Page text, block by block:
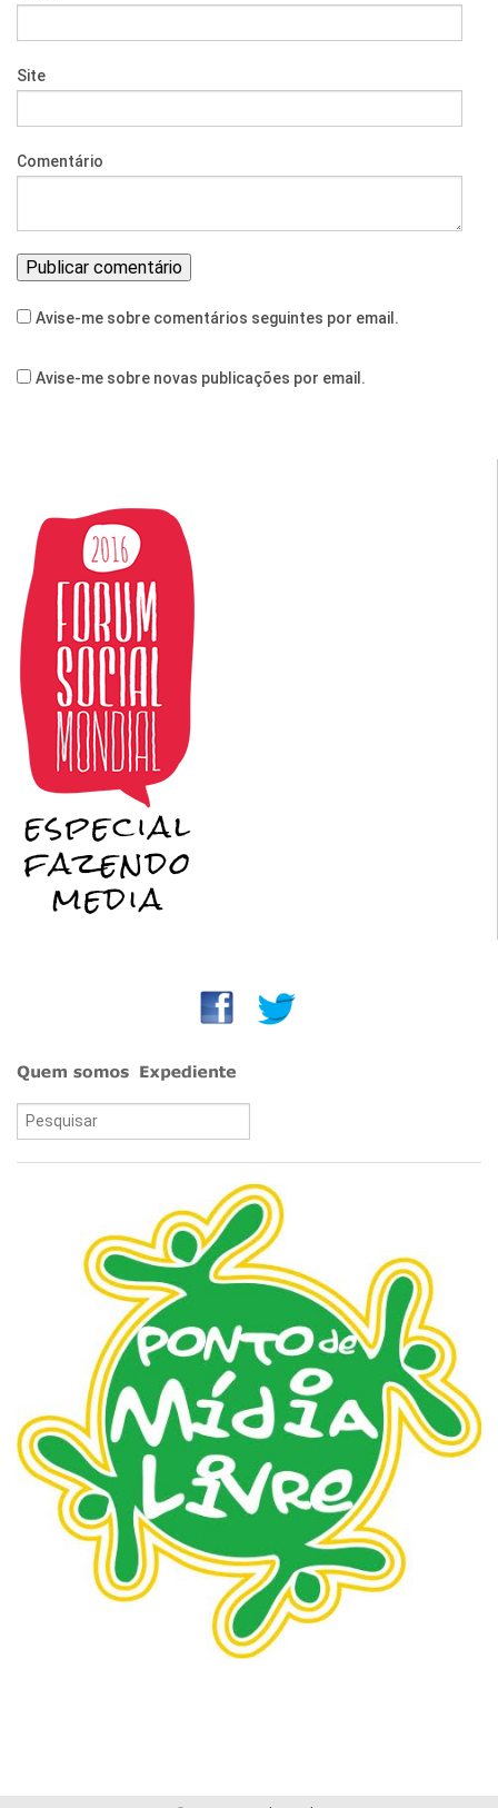
Site
Comentário
Avise-me sobre comentários seguintes por email.
Avise-me sobre novas publicações por email.